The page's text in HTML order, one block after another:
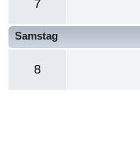
7
Samstag
8